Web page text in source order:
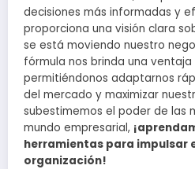
decisiones más informadas y
proporciona una visión clara
se está moviendo nuestro
fórmula nos brinda una
permitiéndonos adaptarnos
del mercado y maximizar
subestimemos el poder de las
mundo empresarial,
herramientas para impulsar
organización!